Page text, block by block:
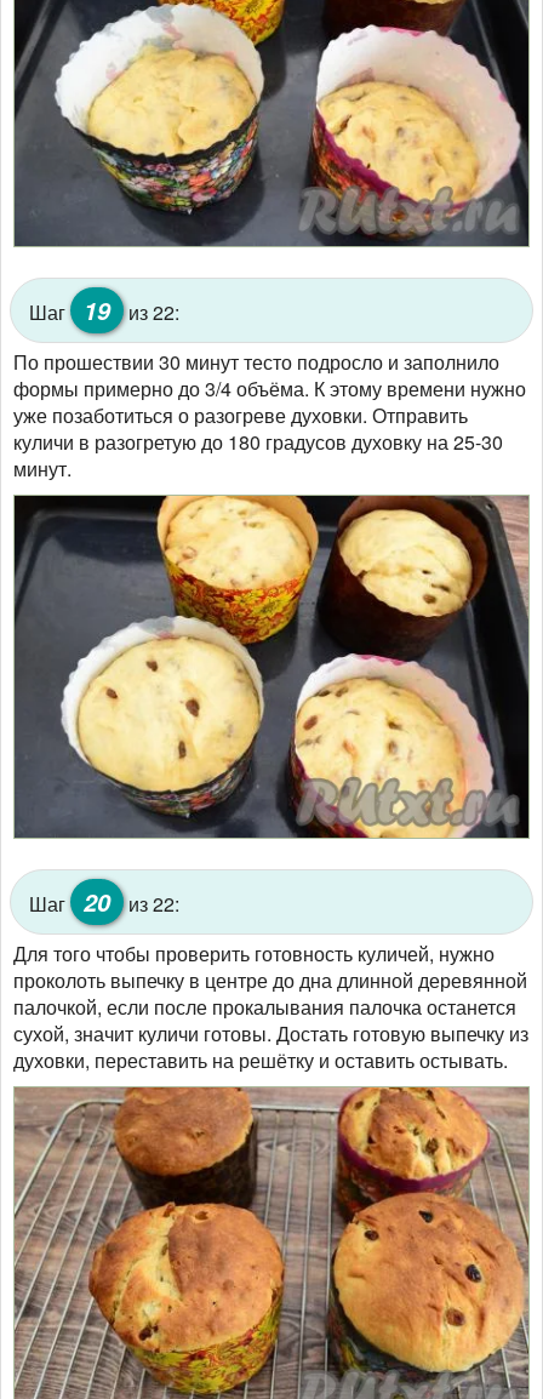
Шаг 19 из 22:
По прошествии 30 минут тесто подросло и заполнило
формы примерно до 3/4 объёма. К этому времени нужно
уже позаботиться о разогреве духовки. Отправить
куличи в разогретую до 180 градусов духовку на 25-30
минут.
Шаг 20 из 22:
Для того чтобы проверить готовность куличей, нужно
проколоть выпечку в центре до дна длинной деревянной
палочкой, если после прокалывания палочка останется
сухой, значит куличи готовы. Достать готовую выпечку из
духовки, переставить на решётку и оставить остывать.